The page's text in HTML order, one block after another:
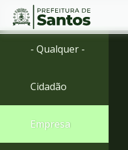
Ir
Ir
menu
Conteúdo
- Qualquer -
Cidadão
Empresa